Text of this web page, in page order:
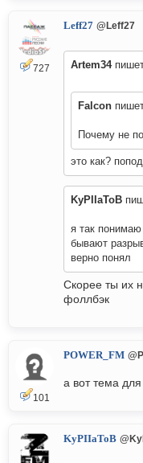
727
Leff27 @Leff27
Artem34
Falcon
Почему не
это как?
KyPIIaToB
я так
бывают
верно понял
Скорее ты их
фоллбэк
101
POWER_FM
а вот тема для
KyPIIaToB